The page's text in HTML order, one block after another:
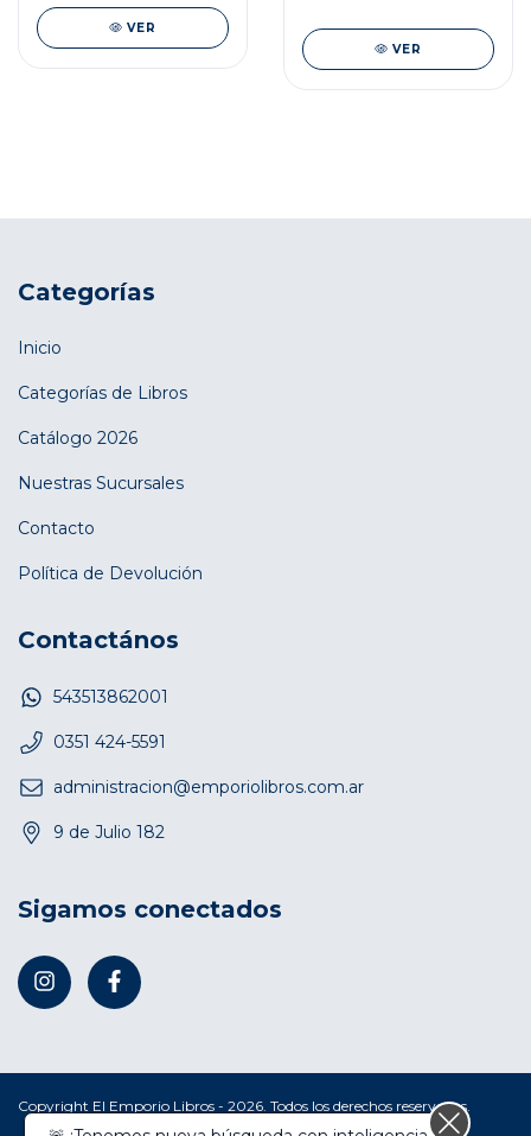
VER
VER
Categorías
Inicio
Categorías de Libros
Catálogo 2026
Nuestras Sucursales
Contacto
Política de Devolución
Contactános
543513862001
0351 424-5591
administracion@emporiolibros.com.ar
9 de Julio 182
Sigamos conectados
Copyright El Emporio Libros - 2026. Todos los derechos reservados.